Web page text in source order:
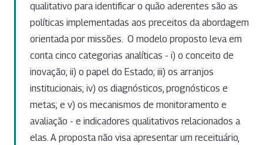
qualitativo para identificar o quão aderentes são as
políticas implementadas aos preceitos da abordagem
orientada por missões. O modelo proposto leva em
conta cinco categorias analíticas - i) o conceito de
inovação; ii) o papel do Estado; iii) os arranjos
institucionais; iv) os diagnósticos, prognósticos e
metas; e v) os mecanismos de monitoramento e
avaliação - e indicadores qualitativos relacionados a
elas. A proposta não visa apresentar um receituário,